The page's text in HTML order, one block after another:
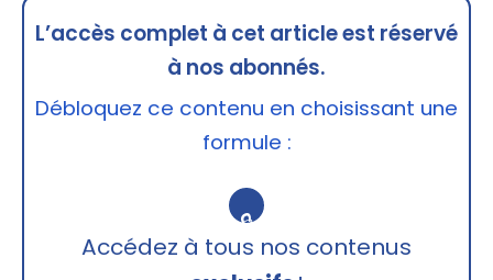
L’accès complet à cet article est réservé
à nos abonnés.
Débloquez ce contenu en choisissant une
formule :
🔒
Accédez à tous nos contenus